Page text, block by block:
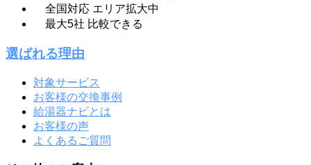
全国対応 エリア拡大中
最大5社 比較できる
選ばれる理由
対象サービス
お客様の交換事例
給湯器ナビとは
お客様の声
よくあるご質問